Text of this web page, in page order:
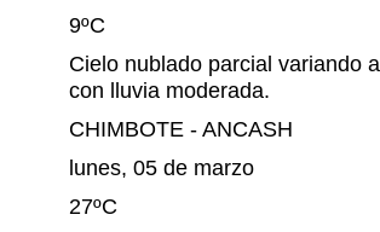
9ºC
Cielo nublado parcial variando
con lluvia moderada.
CHIMBOTE - ANCASH
lunes, 05 de marzo
27ºC